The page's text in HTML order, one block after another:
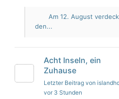
Am 12. August
den...
Acht Inseln, ein
Zuhause
Letzter Beitrag von
vor 3 Stunden